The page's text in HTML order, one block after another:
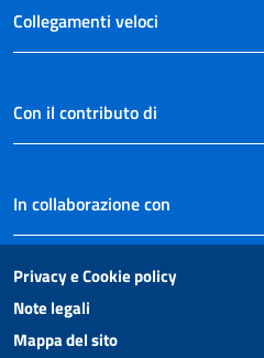
Collegamenti veloci
Con il contributo di
In collaborazione con
Privacy e Cookie policy
Note legali
Mappa del sito